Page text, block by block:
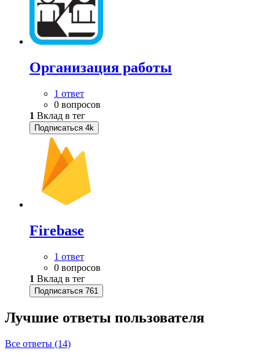
Организация работы
1 ответ
0 вопросов
1 Вклад в тег
Подписаться 4k
Firebase
1 ответ
0 вопросов
1 Вклад в тег
Подписаться 761
Лучшие ответы пользователя
Все ответы (14)